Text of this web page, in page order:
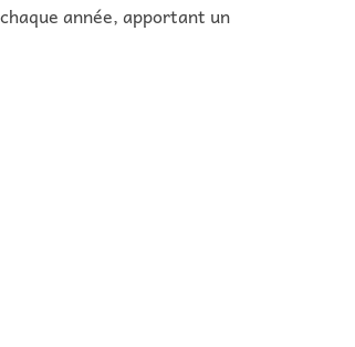
année, apportant un